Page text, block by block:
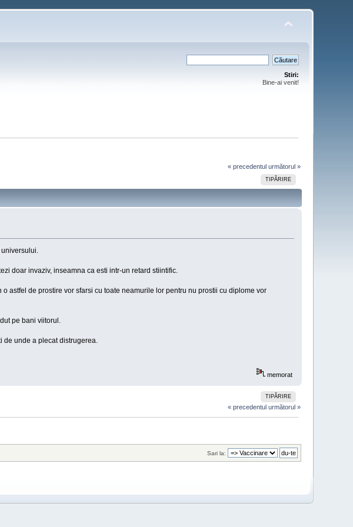
Stiri:
Bine-ai venit!
« precedentul următorul »
TIPĂRIRE
doar invaziv, inseamna ca esti intr-un retard stiintific.
astfel de prostire vor sfarsi cu toate neamurile lor pentru nu prostii cu diplome vor
pe bani viitorul.
de unde a plecat distrugerea.
memorat
TIPĂRIRE
« precedentul următorul »
Sari la: